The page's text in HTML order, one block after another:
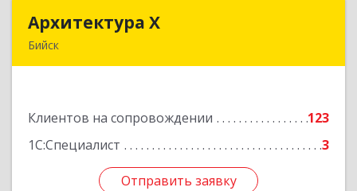
Архитектура Х
Бийск
Клиентов на сопровождении
123
1С:Специалист
3
Отправить заявку
Подробнее
Отправить заявку